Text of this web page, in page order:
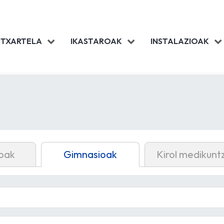
IKASTAROAK INSTALAZIOAK
Gimnasioak Kirol